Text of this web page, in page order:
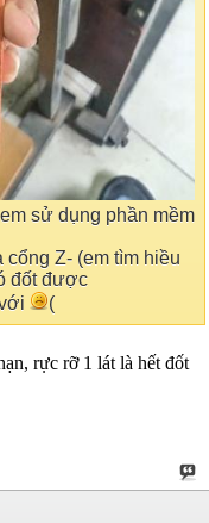
sử dụng phần mềm
Z- (em tìm hiều
đốt được
(
rực rỡ 1 lát là hết đốt